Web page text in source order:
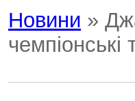
Новини »
чемпіонські